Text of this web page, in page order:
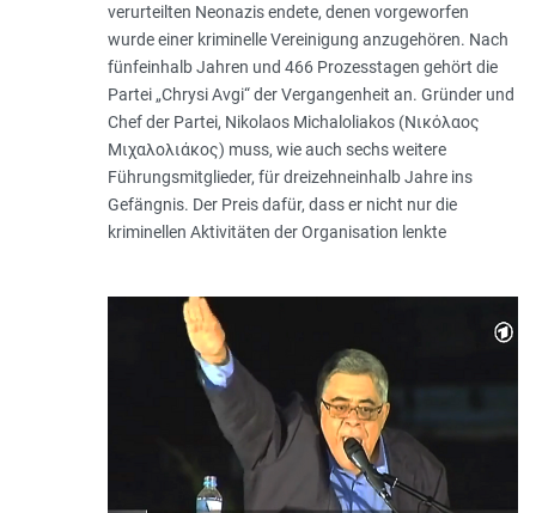
verurteilten Neonazis endete, denen vorgeworfen
wurde einer kriminelle Vereinigung anzugehören. Nach
fünfeinhalb Jahren und 466 Prozesstagen gehört die
Partei „Chrysi Avgi“ der Vergangenheit an. Gründer und
Chef der Partei, Nikolaos Michaloliakos (Νικόλαος
Μιχαλολιάκος) muss, wie auch sechs weitere
Führungsmitglieder, für dreizehneinhalb Jahre ins
Gefängnis. Der Preis dafür, dass er nicht nur die
kriminellen Aktivitäten der Organisation lenkte